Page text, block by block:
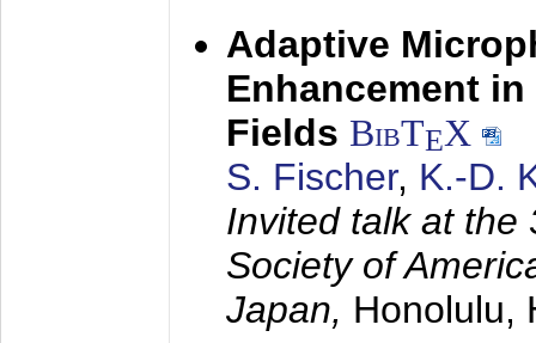
Adaptive
Enhancement
Fields BibTEX
S. Fischer, K.-D.
Invited talk at the
Society of
Japan, Honolulu,